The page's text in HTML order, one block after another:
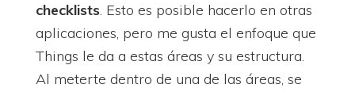
checklists. Esto es posible hacerlo en otras
aplicaciones, pero me gusta el enfoque que
Things le da a estas áreas y su estructura.
Al meterte dentro de una de las áreas, se